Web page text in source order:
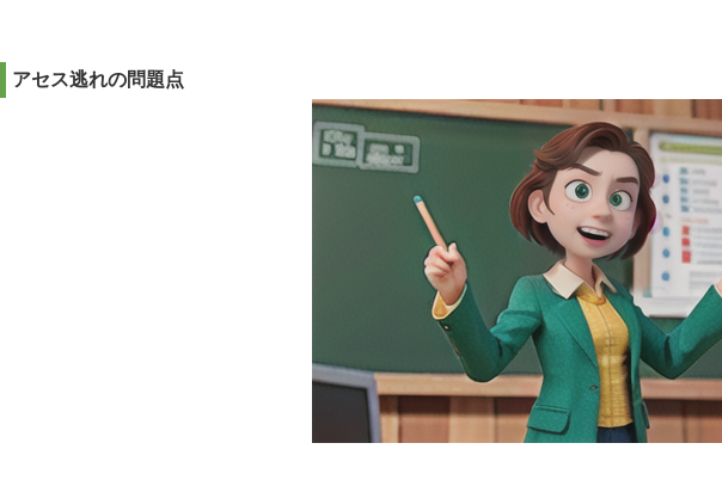
アセス逃れの問題点